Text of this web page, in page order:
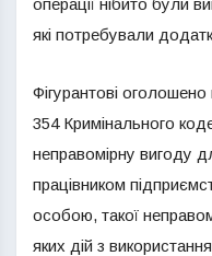
операції нібито були
які потребували
Фігурантові
354 Кримінального
неправомірну вигоду
працівником
особою, такої
яких дій з